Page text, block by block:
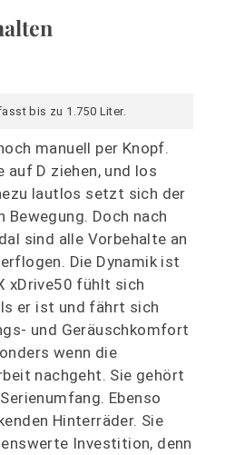
bis zu 1.750 Liter.
manuell per Knopf.
auf D ziehen, und los
lautlos setzt sich der
Bewegung. Doch nach
sind alle Vorbehalte an
Die Dynamik ist
xDrive50 fühlt sich
er ist und fährt sich
und Geräuschkomfort
wenn die
nachgeht. Sie gehört
Ebenso
Hinterräder. Sie
Investition, denn